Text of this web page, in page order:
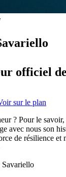
officiel
sur le plan
? Pour le
avec nous son
de résilience et